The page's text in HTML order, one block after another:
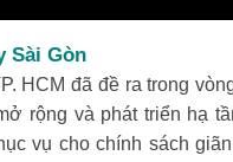
Sài Gòn
HCM đã đề ra trong
rộng và phát triển hạ
vụ cho chính sách